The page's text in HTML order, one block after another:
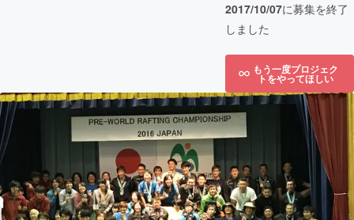
2017/10/07に募集を終了
しました
もう一度プロジェク
トをやってほしい